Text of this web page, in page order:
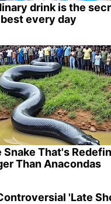
drink is the
every day
Snake That's
Than Anacondas
'Late